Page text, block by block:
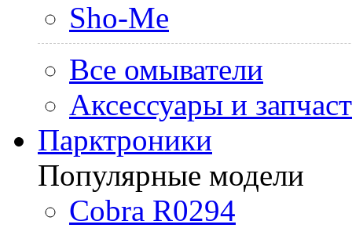
Sho-Me
Все омыватели
Аксессуары и
Парктроники
Популярные модели
Cobra R0294